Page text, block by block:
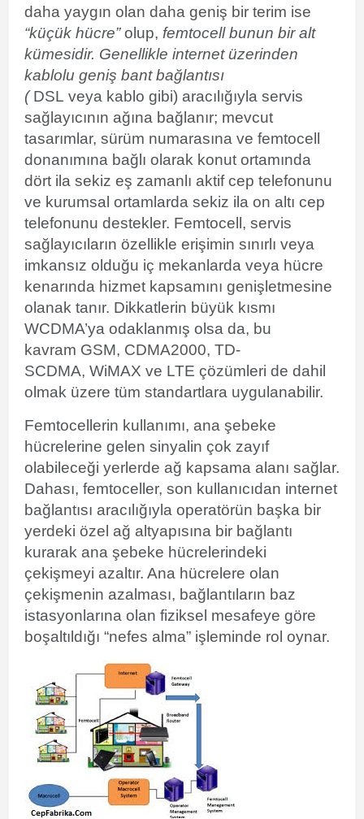
daha yaygın olan daha geniş bir terim ise
“küçük hücre”olup, femtocell bunun bir alt
kümesidir. Genellikle internet üzerinden
kablolu geniş bant bağlantısı
(DSL veya kablo gibi) aracılığıyla servis
sağlayıcının ağına bağlanır; mevcut
tasarımlar, sürüm numarasına ve femtocell
donanımına bağlı olarak konut ortamında
dört ila sekiz eş zamanlı aktif cep telefonunu
ve kurumsal ortamlarda sekiz ila on altı cep
telefonunu destekler. Femtocell, servis
sağlayıcıların özellikle erişimin sınırlı veya
imkansız olduğu iç mekanlarda veya hücre
kenarında hizmet kapsamını genişletmesine
olanak tanır. Dikkatlerin büyük kısmı
WCDMA’ya odaklanmış olsa da, bu
kavram GSM, CDMA2000, TD-
SCDMA, WiMAX ve LTE çözümleri de dahil
olmak üzere tüm standartlara uygulanabilir.
Femtocellerin kullanımı, ana şebeke
hücrelerine gelen sinyalin çok zayıf
olabileceği yerlerde ağ kapsama alanı sağlar.
Dahası, femtoceller, son kullanıcıdan internet
bağlantısı aracılığıyla operatörün başka bir
yerdeki özel ağ altyapısına bir bağlantı
kurarak ana şebeke hücrelerindeki
çekişmeyi azaltır. Ana hücrelere olan
çekişmenin azalması, bağlantıların baz
istasyonlarına olan fiziksel mesafeye göre
boşaltıldığı “nefes alma” işleminde rol oynar.